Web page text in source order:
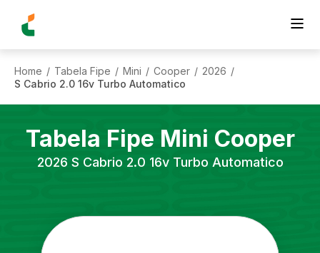
Home / Tabela Fipe / Mini / Cooper / 2026 /
S Cabrio 2.0 16v Turbo Automatico
Tabela Fipe Mini Cooper
2026 S Cabrio 2.0 16v Turbo Automatico